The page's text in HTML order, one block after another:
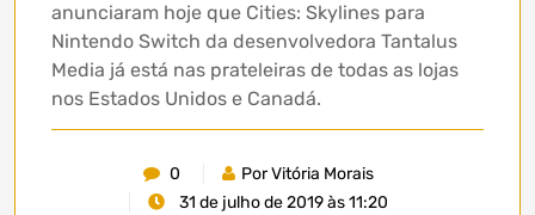
anunciaram hoje que Cities: Skylines para
Nintendo Switch da desenvolvedora Tantalus
Media já está nas prateleiras de todas as lojas
nos Estados Unidos e Canadá.
0
Por Vitória Morais
31 de julho de 2019 às 11:20